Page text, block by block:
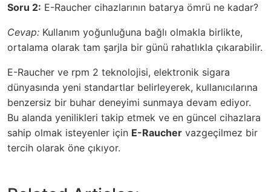
Soru 2: E-Raucher cihazlarının batarya ömrü ne kadar?
Cevap: Kullanım yoğunluğuna bağlı olmakla birlikte,
ortalama olarak tam şarjla bir günü rahatlıkla çıkarabilir.
E-Raucher ve rpm 2 teknolojisi, elektronik sigara
dünyasında yeni standartlar belirleyerek, kullanıcılarına
benzersiz bir buhar deneyimi sunmaya devam ediyor.
Bu alanda yenilikleri takip etmek ve en güncel cihazlara
sahip olmak isteyenler için E-Raucher vazgeçilmez bir
tercih olarak öne çıkıyor.